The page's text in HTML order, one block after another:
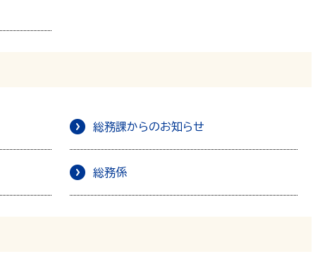
総務課からのお知らせ
総務係